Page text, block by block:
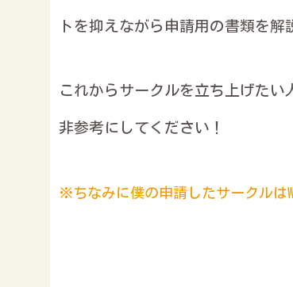
トを抑えながら申請用の書類を解
これからサークルを立ち上げたい
非参考にしてください！
※ちなみに僕の申請したサークルは